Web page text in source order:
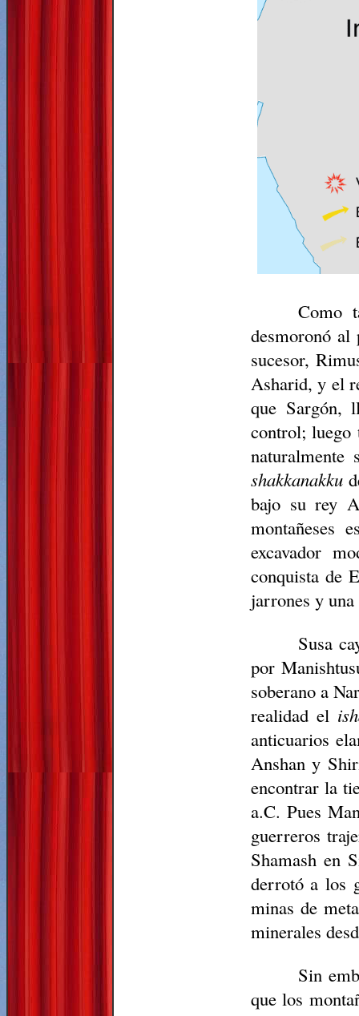
Como
desmoronó
sucesor,
Asharid, y el
que Sargón,
control; luego
shakkanakku
bajo su rey
montañeses
excavador
conquista de
jarrones y
Susa
por
soberano a
realidad el
anticuarios
Anshan y
encontrar la
a.C. Pues
guerreros
Shamash en
derrotó a los
minas de
minerales
Sin
que los